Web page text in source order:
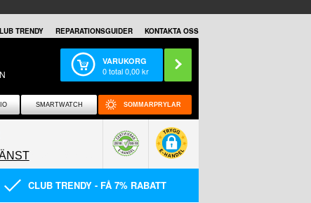
TRENDY REPARATIONSGUIDER KONTAKTA OSS
VARUKORG
0total0,00kr
SMARTWATCH SOMMARPRYLAR
CLUB TRENDY - FÅ 7% RABATT